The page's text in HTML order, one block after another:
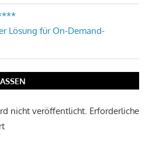
Lösung für On-Demand-
nicht veröffentlicht. Erforderliche